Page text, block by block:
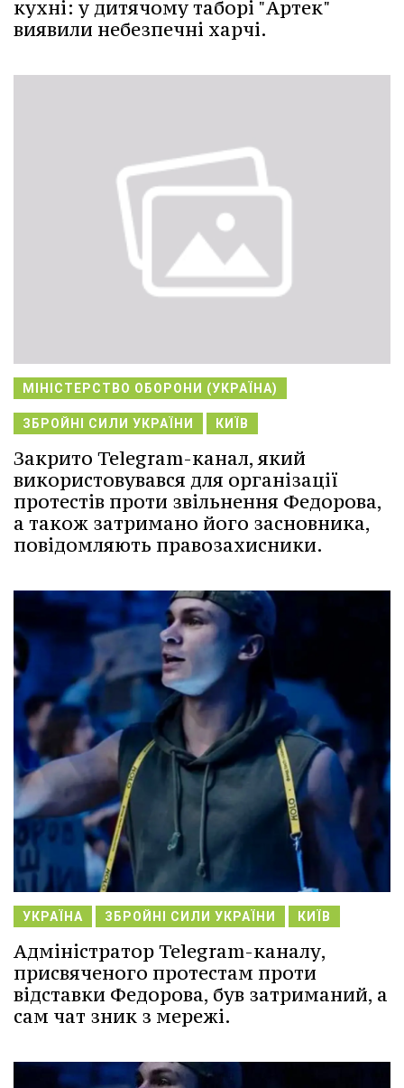
кухні: у дитячому таборі "Артек"
виявили небезпечні харчі.
МІНІСТЕРСТВО ОБОРОНИ (УКРАЇНА)
ЗБРОЙНІ СИЛИ УКРАЇНИ КИЇВ
Закрито Telegram-канал, який
використовувався для організації
протестів проти звільнення Федорова,
а також затримано його засновника,
повідомляють правозахисники.
УКРАЇНА ЗБРОЙНІ СИЛИ УКРАЇНИ КИЇВ
Адміністратор Telegram-каналу,
присвяченого протестам проти
відставки Федорова, був затриманий, а
сам чат зник з мережі.